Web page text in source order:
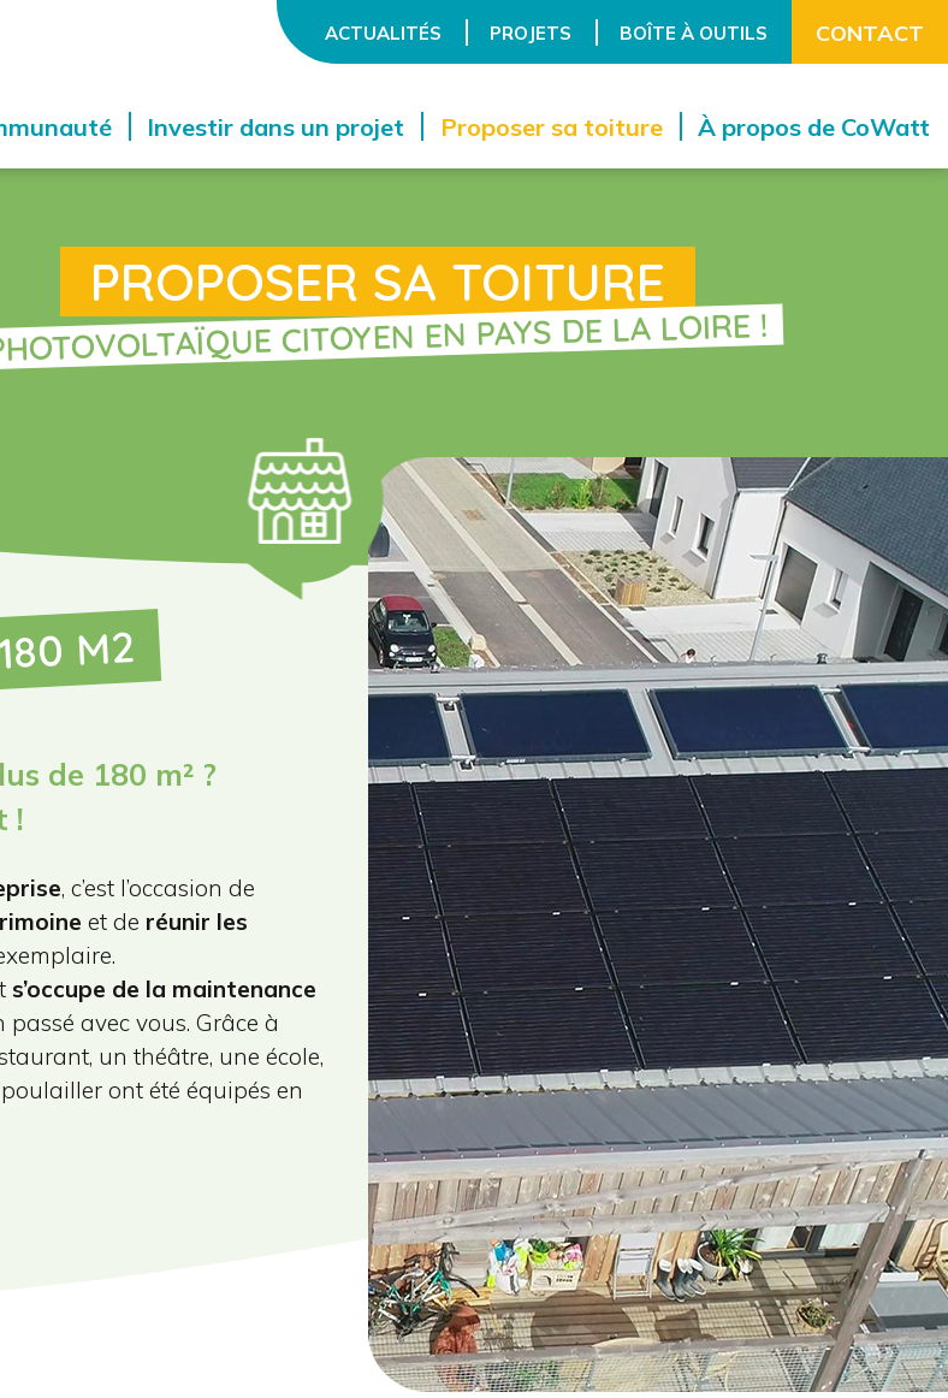
ACTUALITÉS PROJETS BOÎTE À OUTILS CONTACT
Investir dans un projet Proposer sa toiture À propos de CoWatt
PROPOSER SA TOITURE
CITOYEN EN PAYS DE LA LOIRE !
M2
de 180 m² ?
!
, c’est l’occasion de
et de réunir les
s’occupe de la maintenance
avec vous. Grâce à
un théâtre, une école,
ont été équipés en